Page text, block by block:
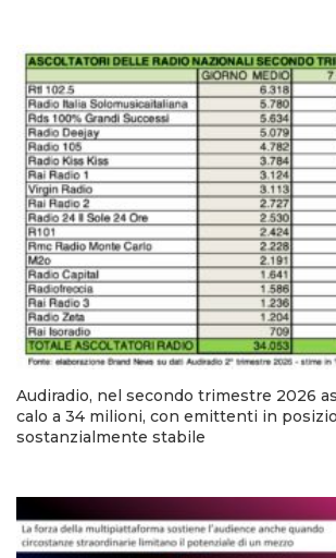
Audiradio, nel secondo trimestre 2026
calo a 34 milioni, con emittenti in
sostanzialmente stabile